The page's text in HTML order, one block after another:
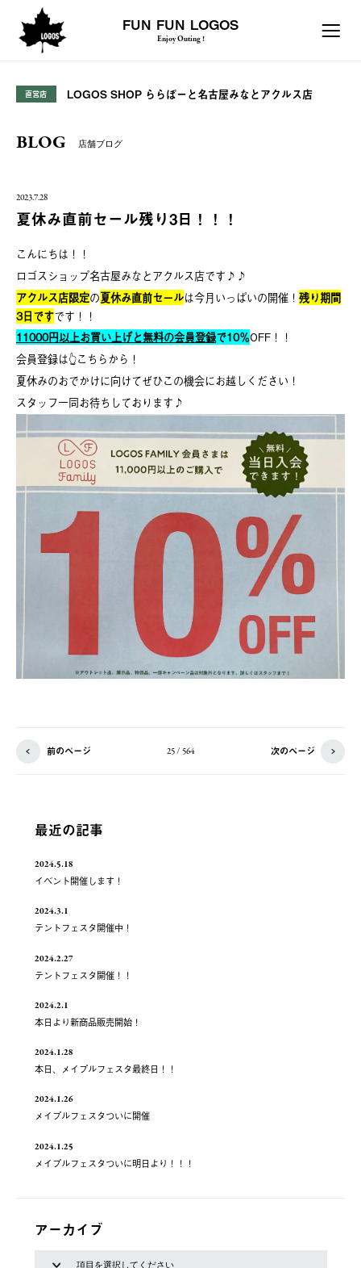
FUN FUN LOGOS
Enjoy Outing !
直営店 LOGOS SHOP ららぽーと名古屋みなとアクルス店
BLOG 店舗ブログ
2023.7.28
夏休み直前セール残り3日！！！
こんにちは！！
ロゴスショップ名古屋みなとアクルス店です♪♪
アクルス店限定の夏休み直前セールは今月いっぱいの開催！ 残り期間
3日ですです！！
11000円以上お買い上げと無料の会員登録で10％OFF！！
会員登録は👆こちらから！
夏休みのおでかけに向けてぜひこの機会にお越しください！
スタッフ一同お待ちしております♪
前のページ 25 / 564 次のページ
最近の記事
2024.5.18
イベント開催します！
2024.3.1
テントフェスタ開催中！
2024.2.27
テントフェスタ開催！！
2024.2.1
本日より新商品販売開始！
2024.1.28
本日、メイプルフェスタ最終日！！
2024.1.26
メイプルフェスタついに開催
2024.1.25
メイプルフェスタついに明日より！！！
アーカイブ